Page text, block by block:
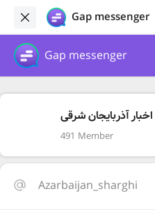
Gap messenger
Gap messenger
اخبار آذربایجان شرقی
491 Member
Azarbaijan_sharghi